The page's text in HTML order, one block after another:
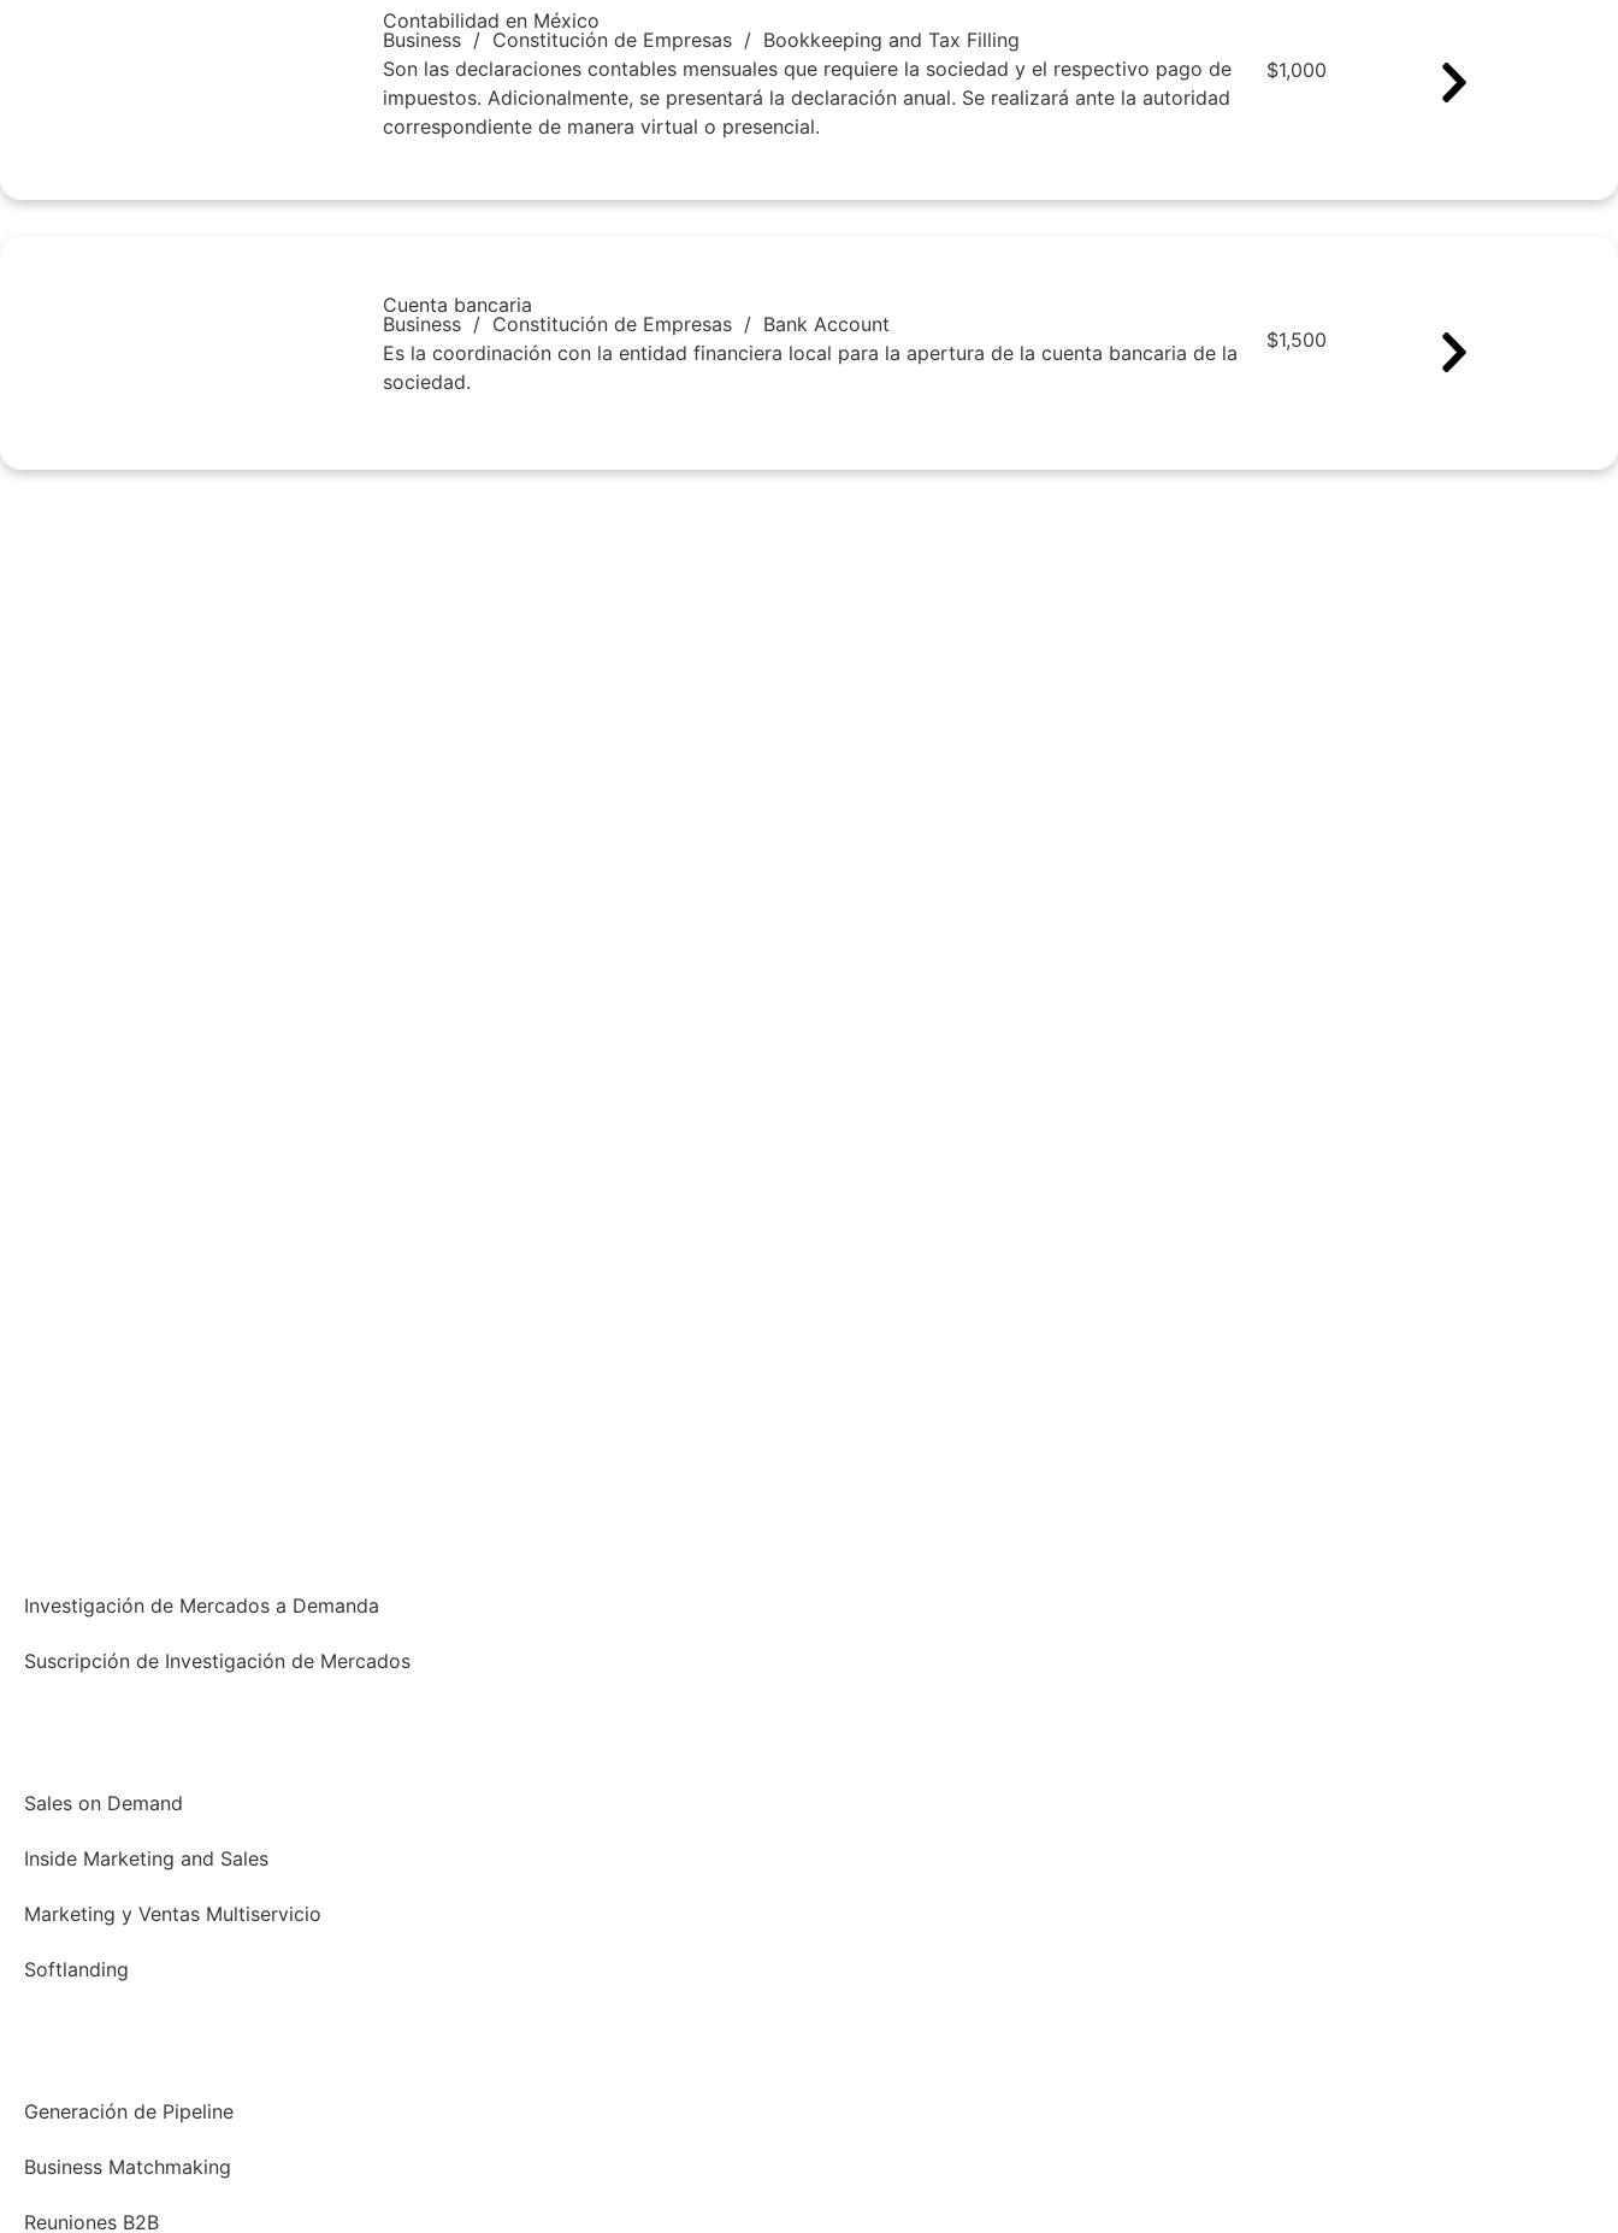
Contabilidad en México
Business / Constitución de Empresas / Bookkeeping and Tax Filling
Son las declaraciones contables mensuales que requiere la sociedad y el respectivo pago de
impuestos. Adicionalmente, se presentará la declaración anual. Se realizará ante la autoridad
correspondiente de manera virtual o presencial.
$1,000
Cuenta bancaria
Business / Constitución de Empresas / Bank Account
Es la coordinación con la entidad financiera local para la apertura de la cuenta bancaria de la
sociedad.
$1,500
Investigación de Mercados a Demanda
Suscripción de Investigación de Mercados
Sales on Demand
Inside Marketing and Sales
Marketing y Ventas Multiservicio
Softlanding
Generación de Pipeline
Business Matchmaking
Reuniones B2B